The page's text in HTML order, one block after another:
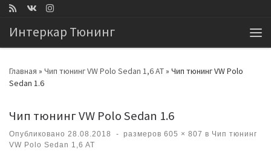
Интеркар Тюнинг
Главная » Чип тюнинг VW Polo Sedan 1,6 AT» Чип тюнинг VW Polo
Sedan 1.6
Чип тюнинг VW Polo Sedan 1.6
Опубликовано 28.08.2018 - размеров 605 × 807 в Чип тюнинг
VW Polo Sedan 1,6 AT